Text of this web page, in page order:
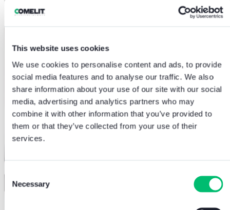
This website uses cookies
We use cookies to personalise content and ads, to provide
social media features and to analyse our traffic. We also
share information about your use of our site with our social
media, advertising and analytics partners who may
combine it with other information that you’ve provided to
them or that they’ve collected from your use of their
services.
Consent
Selection
Necessary